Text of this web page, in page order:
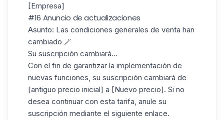
[Empresa]
#16 Anuncio de actualizaciones
Asunto: Las condiciones generales de venta han
cambiado 🪄
Su suscripción cambiará...
Con el fin de garantizar la implementación de
nuevas funciones, su suscripción cambiará de
[antiguo precio inicial] a [Nuevo precio]. Si no
desea continuar con esta tarifa, anule su
suscripción mediante el siguiente enlace.